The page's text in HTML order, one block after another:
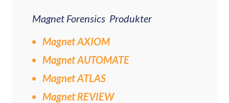
Magnet Forensics Produkter
Magnet AXIOM
Magnet AUTOMATE
Magnet ATLAS
Magnet REVIEW